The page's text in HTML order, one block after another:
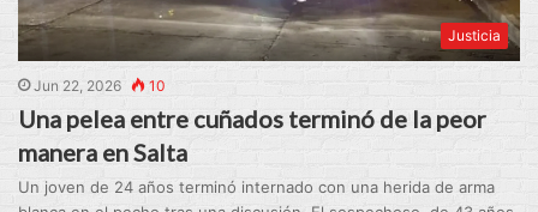
Justicia
Jun 22, 2026 10
Una pelea entre cuñados terminó de la peor
manera en Salta
Un joven de 24 años terminó internado con una herida de arma